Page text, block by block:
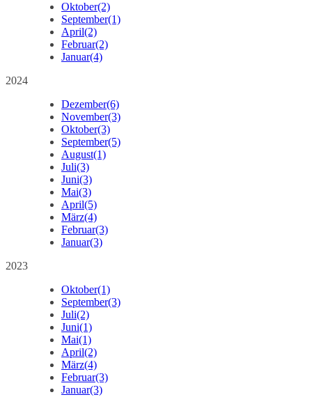
Oktober(2)
September(1)
April(2)
Februar(2)
Januar(4)
2024
Dezember(6)
November(3)
Oktober(3)
September(5)
August(1)
Juli(3)
Juni(3)
Mai(3)
April(5)
März(4)
Februar(3)
Januar(3)
2023
Oktober(1)
September(3)
Juli(2)
Juni(1)
Mai(1)
April(2)
März(4)
Februar(3)
Januar(3)